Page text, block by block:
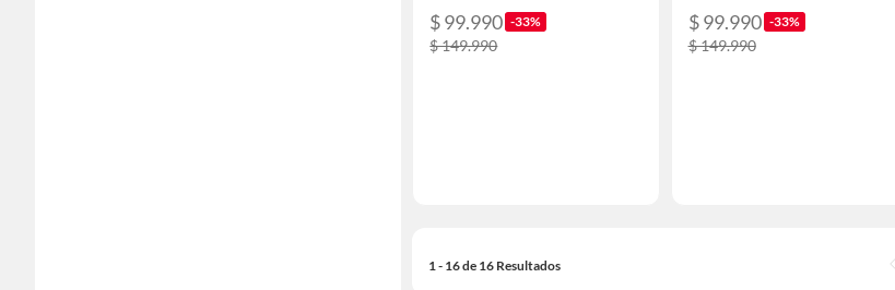
$ 99.990 -33%
$ 149.990
$ 99.990 -33%
$ 149.990
1 - 16 de 16 Resultados